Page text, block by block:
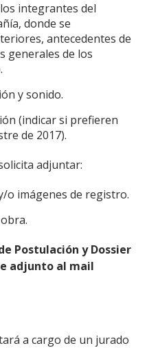
integrantes del
donde se
antecedentes de
generales de los
y sonido.
(indicar si prefieren
de 2017).
adjuntar:
o imágenes de registro.
Postulación y Dossier
adjunto al mail
a cargo de un jurado